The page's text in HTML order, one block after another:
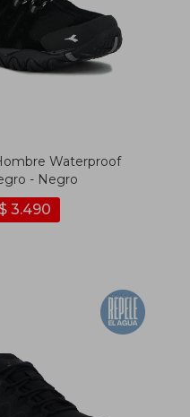
Waterproof
- Negro
$ 3.490